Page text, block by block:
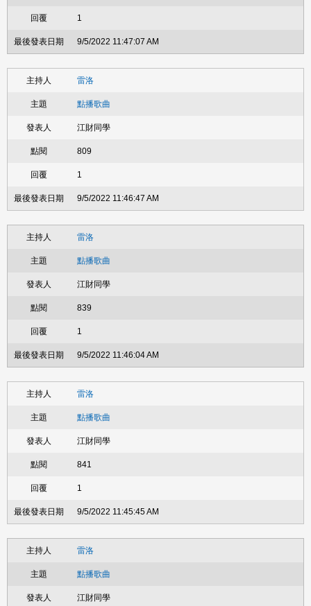
1
9/5/2022 11:47:07 AM
雷洛
點播歌曲
江財同學
809
1
9/5/2022 11:46:47 AM
雷洛
點播歌曲
江財同學
839
1
9/5/2022 11:46:04 AM
雷洛
點播歌曲
江財同學
841
1
9/5/2022 11:45:45 AM
雷洛
點播歌曲
江財同學